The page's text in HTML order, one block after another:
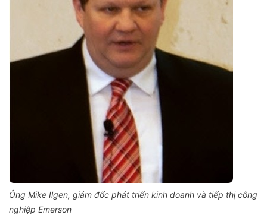
Ông Mike Ilgen, giám đốc phát triển kinh doanh và tiếp thịcông
nghiệp Emerson